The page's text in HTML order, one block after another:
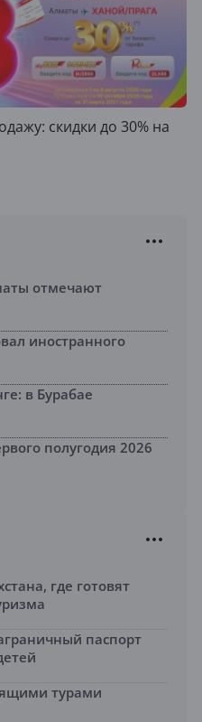
скидки до 30% на
отмечают
иностранного
в Бурабае
полугодия 2026
где готовят
паспорт
турами